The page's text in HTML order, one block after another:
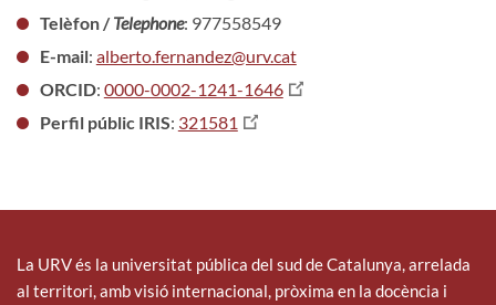
Telèfon /Telephone: 977558549
E-mail: alberto.fernandez@urv.cat
ORCID: 0000-0002-1241-1646
Perfil públic IRIS: 321581
La URV és la universitat pública del sud de Catalunya, arrelada
al territori, amb visió internacional, pròxima en la docència i